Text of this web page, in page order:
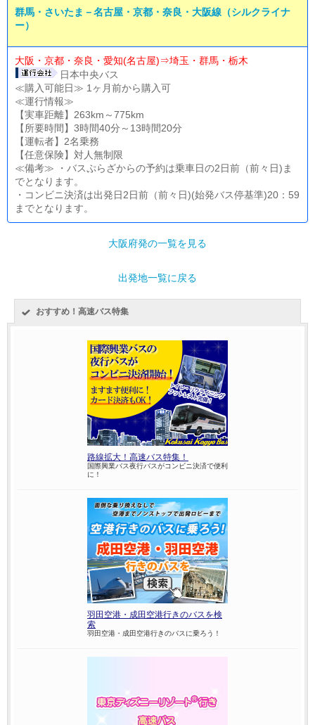
群馬・さいたま－名古屋・京都・奈良・大阪線（シルクライナ
ー）
大阪・京都・奈良・愛知(名古屋)⇒埼玉・群馬・栃木
日本中央バス
≪購入可能日≫ 1ヶ月前から購入可
≪運行情報≫
【実車距離】263km～775km
【所要時間】3時間40分～13時間20分
【運転者】2名乗務
【任意保険】対人無制限
≪備考≫ ・バスぷらざからの予約は乗車日の2日前（前々日)ま
でとなります。
・コンビニ決済は出発日2日前（前々日)(始発バス停基準)20：59
までとなります。
大阪府発の一覧を見る
出発地一覧に戻る
おすすめ！高速バス特集
路線拡大！高速バス特集！
国際興業バス夜行バスがコンビニ決済で便利
に！
羽田空港・成田空港行きのバスを検
索
羽田空港・成田空港行きのバスに乗ろう！